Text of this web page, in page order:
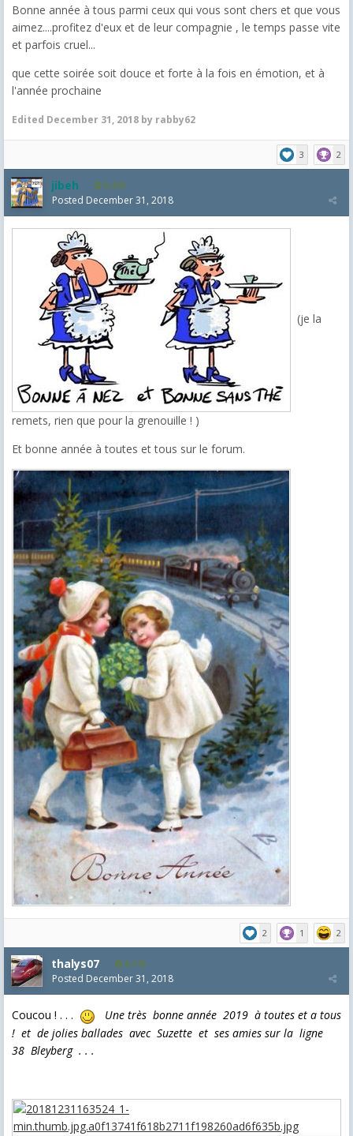
Bonne année à tous parmi ceux qui vous sont chers et que vous
aimez....profitez d'eux et de leur compagnie , le temps passe vite
et parfois cruel...
que cette soirée soit douce et forte à la fois en émotion, et à
l'année prochaine
Edited December 31, 2018 by rabby62
3 2
jibeh 5,475
Posted December 31, 2018
(je la
remets, rien que pour la grenouille ! )
Et bonne année à toutes et tous sur le forum.
2 1 2
thalys07 8,175
Posted December 31, 2018
Coucou ! . . . Une très bonne année 2019 à toutes et a tous
! et de jolies ballades avec Suzette et ses amies sur la ligne
38 Bleyberg . . .